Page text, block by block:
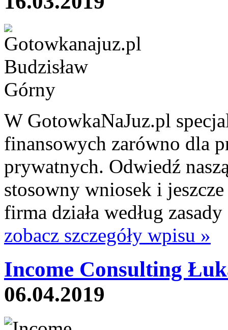
W GotowkaNaJuz.pl
finansowych zarówno dla
prywatnych. Odwiedź
stosowny wniosek i
firma działa według
zobacz szczegóły wpisu »
Income Consulting
06.04.2019